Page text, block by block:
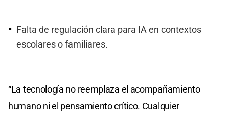
Falta de regulación clara para IA en contextos
escolares o familiares.
“La tecnología no reemplaza el acompañamiento
humano ni el pensamiento crítico. Cualquier